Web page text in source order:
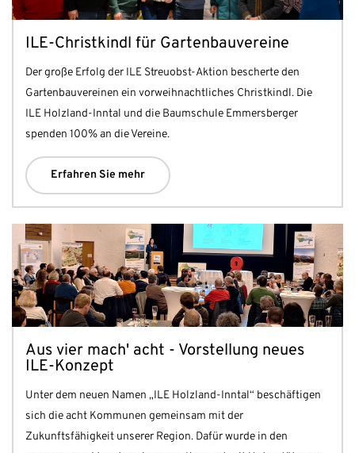
ILE-Christkindl für Gartenbauvereine
Der große Erfolg der ILE Streuobst-Aktion bescherte den
Gartenbauvereinen ein vorweihnachtliches Christkindl. Die
ILE Holzland-Inntal und die Baumschule Emmersberger
spenden 100% an die Vereine.
Erfahren Sie mehr
Aus vier mach' acht - Vorstellung neues
ILE-Konzept
Unter dem neuen Namen „ILE Holzland-Inntal“ beschäftigen
sich die acht Kommunen gemeinsam mit der
Zukunftsfähigkeit unserer Region. Dafür wurde in den